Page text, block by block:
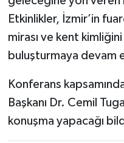
Etkinlikler, İzmir’in
mirası ve kent
buluşturmaya devam
Konferans
Başkanı Dr. Cemil
konuşma yapacağı